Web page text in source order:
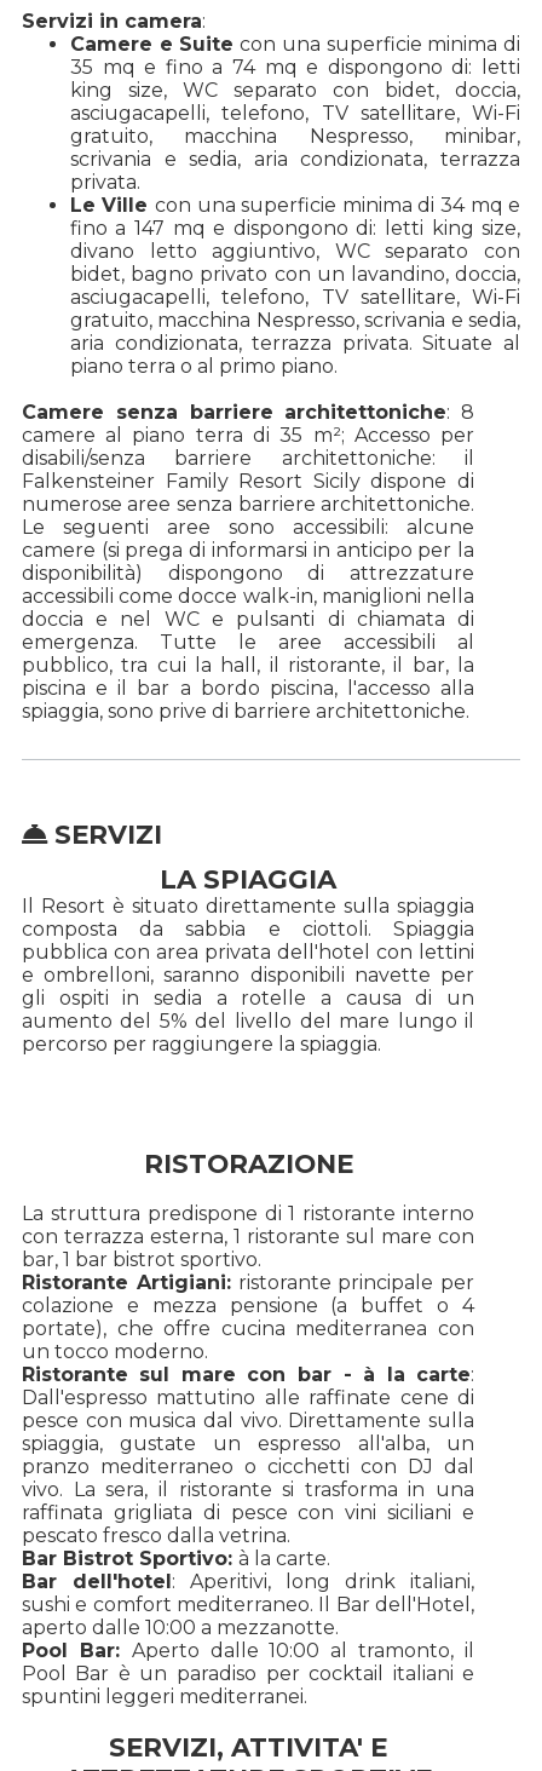
Servizi in camera:
Camere e Suite con una superficie minima di
35 mq e fino a 74 mq e dispongono di: letti
king size, WC separato con bidet, doccia,
asciugacapelli, telefono, TV satellitare, Wi-Fi
gratuito, macchina Nespresso, minibar,
scrivania e sedia, aria condizionata, terrazza
privata.
Le Villecon una superficie minima di 34 mq e
fino a 147 mq e dispongono di: letti king size,
divano letto aggiuntivo, WC separato con
bidet, bagno privato con un lavandino, doccia,
asciugacapelli, telefono, TV satellitare, Wi-Fi
gratuito, macchina Nespresso, scrivania e sedia,
aria condizionata, terrazza privata. Situate al
piano terra o al primo piano.
Camere senza barriere architettoniche: 8
camere al piano terra di 35 m²; Accesso per
disabili/senza barriere architettoniche: il
Falkensteiner Family Resort Sicily dispone di
numerose aree senza barriere architettoniche.
Le seguenti aree sono accessibili: alcune
camere (si prega di informarsi in anticipo per la
disponibilità) dispongono di attrezzature
accessibili come docce walk-in, maniglioni nella
doccia e nel WC e pulsanti di chiamata di
emergenza. Tutte le aree accessibili al
pubblico, tra cui la hall, il ristorante, il bar, la
piscina e il bar a bordo piscina, l'accesso alla
spiaggia, sono prive di barriere architettoniche.
SERVIZI
LA SPIAGGIA
Il Resort è situato direttamente sulla spiaggia
composta da sabbia e ciottoli. Spiaggia
pubblica con area privata dell'hotel con lettini
e ombrelloni, saranno disponibili navette per
gli ospiti in sedia a rotelle a causa di un
aumento del 5% del livello del mare lungo il
percorso per raggiungere la spiaggia.
RISTORAZIONE
La struttura predispone di 1 ristorante interno
con terrazza esterna, 1 ristorante sul mare con
bar, 1 bar bistrot sportivo.
Ristorante Artigiani:ristorante principale per
colazione e mezza pensione (a buffet o 4
portate), che offre cucina mediterranea con
un tocco moderno.
Ristorante sul mare con bar - à la carte:
Dall'espresso mattutino alle raffinate cene di
pesce con musica dal vivo. Direttamente sulla
spiaggia, gustate un espresso all'alba, un
pranzo mediterraneo o cicchetti con DJ dal
vivo. La sera, il ristorante si trasforma in una
raffinata grigliata di pesce con vini siciliani e
pescato fresco dalla vetrina.
Bar Bistrot Sportivo: à la carte.
Bar dell'hotel: Aperitivi, long drink italiani,
sushi e comfort mediterraneo. Il Bar dell'Hotel,
aperto dalle 10:00 a mezzanotte.
Pool Bar: Aperto dalle 10:00 al tramonto, il
Pool Bar è un paradiso per cocktail italiani e
spuntini leggeri mediterranei.
SERVIZI, ATTIVITA' E